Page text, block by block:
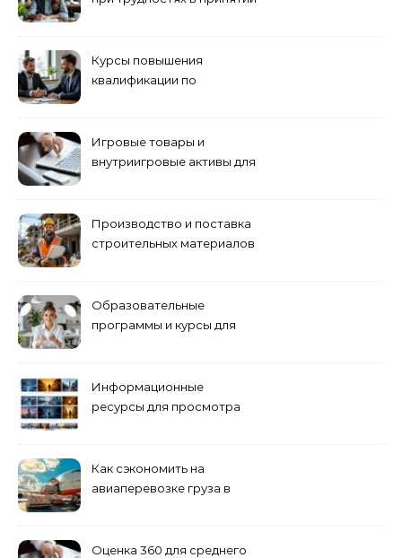
Курсы повышения
квалификации по
Игровые товары и
внутриигровые активы для
приобретения
Производство и поставка
строительных материалов
Образовательные
программы и курсы для
Информационные
ресурсы для просмотра
Как сэкономить на
авиаперевозке груза в
Оценка 360 для среднего